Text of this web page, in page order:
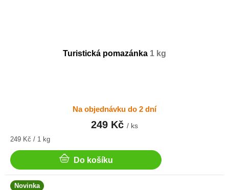
Turistická pomazánka 1 kg
Na objednávku do 2 dní
249 Kč / ks
Měrná
249 Kč / 1 kg
Do košíku
Novinka